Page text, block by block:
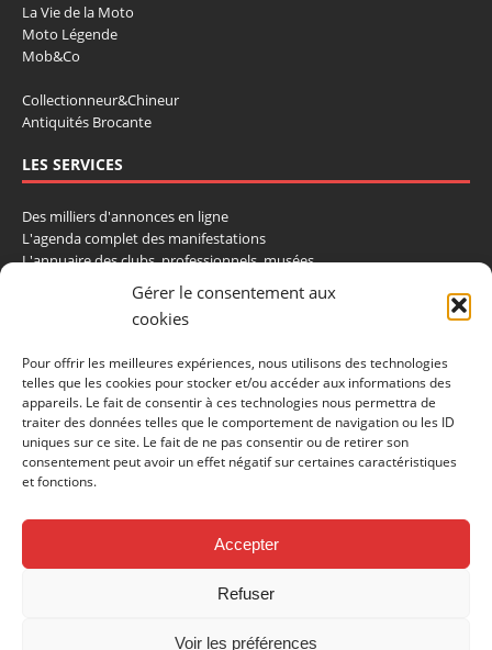
Gérer le consentement aux
cookies
Pour offrir les meilleures expériences, nous utilisons des technologies
telles que les cookies pour stocker et/ou accéder aux informations des
appareils. Le fait de consentir à ces technologies nous permettra de
traiter des données telles que le comportement de navigation ou les ID
uniques sur ce site. Le fait de ne pas consentir ou de retirer son
consentement peut avoir un effet négatif sur certaines caractéristiques
et fonctions.
Accepter
Refuser
Voir les préférences
La Vie de la Moto
Moto Légende
Mob&Co
Collectionneur&Chineur
Antiquités Brocante
LES SERVICES
Des milliers d'annonces en ligne
L'agenda complet des manifestations
L'annuaire des clubs, professionnels, musées
La cote et les ventes aux enchères
La Boutique du Collectionneur
CONTACTEZ-NOUS
LA VIE DE L'AUTO
BP 40419
77309 Fontainebleau Cedex
Fax: 01 60 39 69 00
Nous contacter par email